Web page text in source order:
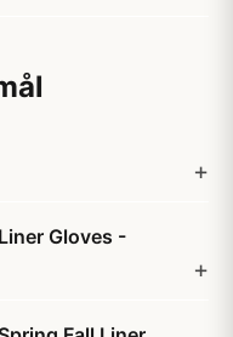
Gloves -